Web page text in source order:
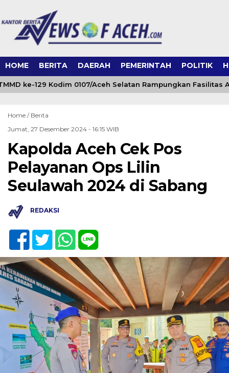
HOME BERITA DAERAH PEMERINTAH POLITIK
ke-129 Kodim 0107/Aceh Selatan Rampungkan
Home / Berita
Jumat, 27 Desember 2024 - 16:15 WIB
Kapolda Aceh Cek Pos
Pelayanan Ops Lilin
Seulawah 2024 di Sabang
REDAKSI